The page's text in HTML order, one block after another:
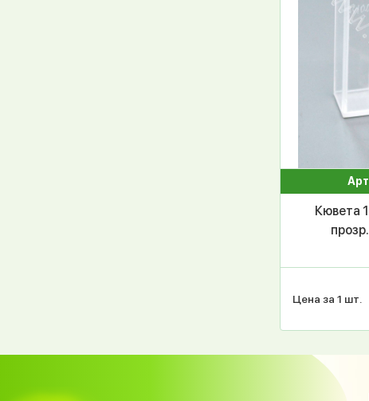
Кювета
Цена за 1 шт.